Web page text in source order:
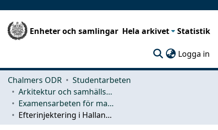
Enheter och samlingar Hela arkivet Statistik
Logga in
Chalmers ODR
Studentarbeten
Arkitektur och samhällsbyggnadsteknik (ACE)
Examensarbeten för masterexamen
Efterinjektering i Hallandsåstunneln. Analys av data från efterinjektering med cement och silica sol i den oinklädda delen av tunneln.